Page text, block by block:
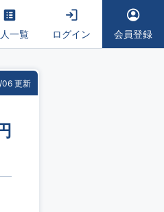
一覧 ログイン 会員登録
更新